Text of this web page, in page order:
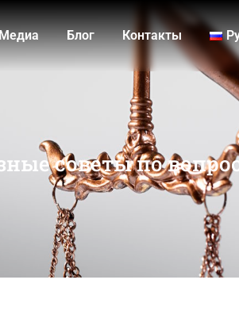
Блог Контакты
советы по